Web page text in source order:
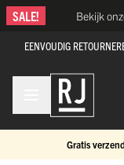
Ga naar de inhoud
SALE! Bekijk
EENVOUDIG
Gratis